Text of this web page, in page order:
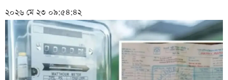
২০২৬ মে ২৩ ০৯:৫৪:৪২